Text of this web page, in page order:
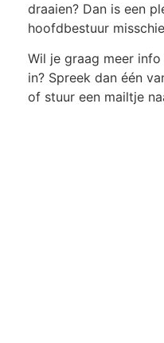
draaien? Dan is een
hoofdbestuur
Wil je graag meer
in? Spreek dan één
of stuur een mailtje